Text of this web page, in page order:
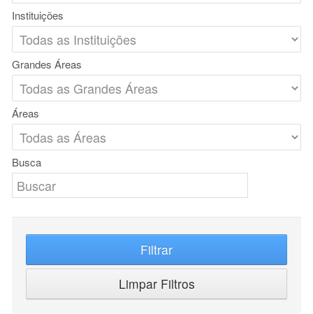
Instituições
Grandes Áreas
Áreas
Busca
Filtrar
Limpar Filtros